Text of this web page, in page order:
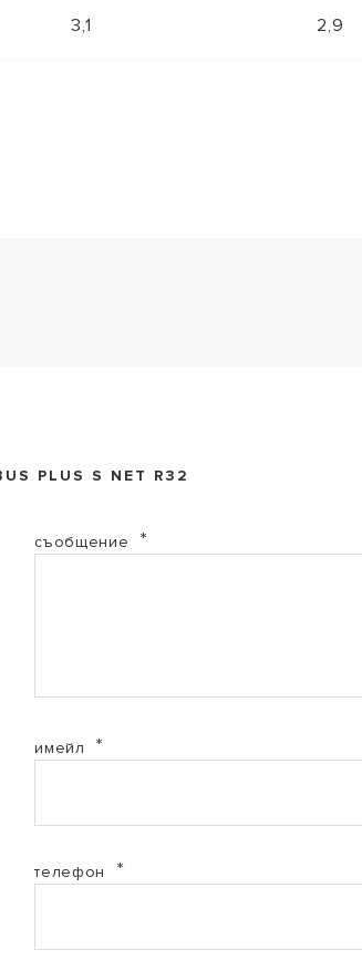
3,1 2,9
3302222 (PDF, 142.43 kb)
3302223 (PDF, 142.51 kb)
PLUS S NET R32
съобщение
имейл
телефон